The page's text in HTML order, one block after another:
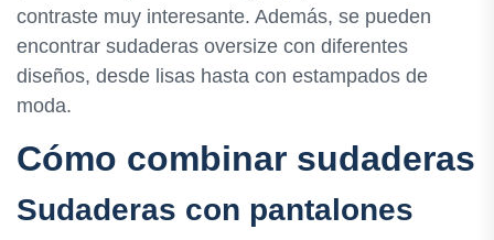
contraste muy interesante. Además, se pueden
encontrar sudaderas oversize con diferentes
diseños, desde lisas hasta con estampados de
moda.
Cómo combinar sudaderas
Sudaderas con pantalones